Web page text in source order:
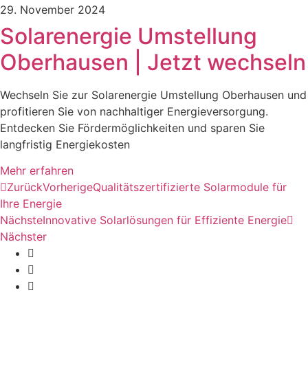
29. November 2024
Solarenergie Umstellung
Oberhausen | Jetzt wechseln
Wechseln Sie zur Solarenergie Umstellung Oberhausen und
profitieren Sie von nachhaltiger Energieversorgung.
Entdecken Sie Fördermöglichkeiten und sparen Sie
langfristig Energiekosten
Mehr erfahren
ZurückVorherigeQualitätszertifizierte Solarmodule für
Ihre Energie
NächsteInnovative Solarlösungen für Effiziente Energie
Nächster